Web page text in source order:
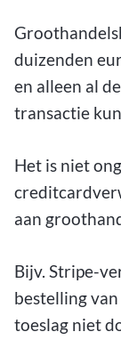
duizenden
en alleen al
transactie
Het is niet
aan
Bijv. Stripe-
bestelling
toeslag niet